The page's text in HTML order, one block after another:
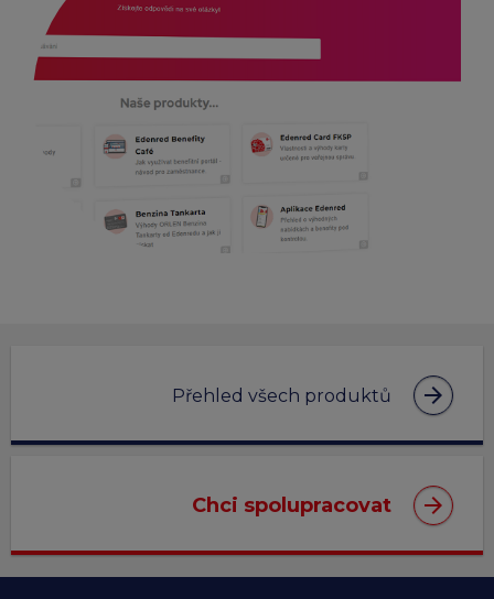
Přehled všech produktů arrow_forward
Chci spolupracovat arrow_forward